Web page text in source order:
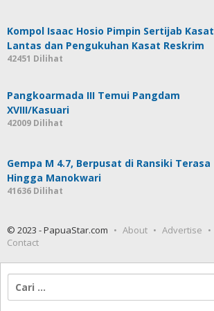
Kompol Isaac Hosio Pimpin Sertijab Kasat
Lantas dan Pengukuhan Kasat Reskrim
42451 Dilihat
Pangkoarmada III Temui Pangdam
XVIII/Kasuari
42009 Dilihat
Gempa M 4.7, Berpusat di Ransiki Terasa
Hingga Manokwari
41636 Dilihat
© 2023 - PapuaStar.com About Advertise
Contact
untuk: